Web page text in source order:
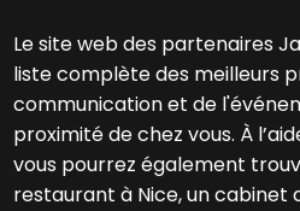
Le site web des partenaires
liste complète des meilleurs
communication et de
proximité de chez vous. À
vous pourrez également
restaurant à Nice, un cabinet